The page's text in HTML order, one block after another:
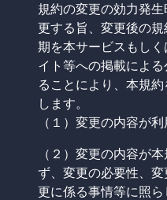
規約の変更の効力発
更する旨、変更後の
期を本サービスもし
イト等への掲載によ
ることにより、本規
します。
（１）変更の内容が
（２）変更の内容が
ず、変更の必要性、
更に係る事情等に照